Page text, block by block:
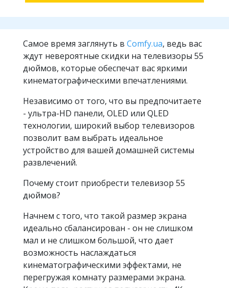
Самое время заглянуть в Comfy.ua, ведь вас
ждут невероятные скидки на телевизоры 55
дюймов, которые обеспечат вас яркими
кинематографическими впечатлениями.
Независимо от того, что вы предпочитаете
- ультра-HD панели, OLED или QLED
технологии, широкий выбор телевизоров
позволит вам выбрать идеальное
устройство для вашей домашней системы
развлечений.
Почему стоит приобрести телевизор 55
дюймов?
Начнем с того, что такой размер экрана
идеально сбалансирован - он не слишком
мал и не слишком большой, что дает
возможность наслаждаться
кинематографическими эффектами, не
перегружая комнату размерами экрана.